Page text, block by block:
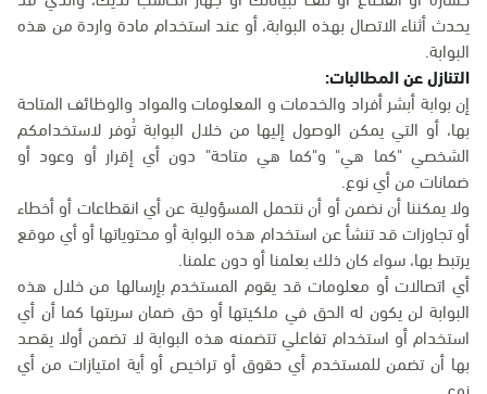
يحدث أثناء الاتصال بهذه البوابة، أو عند استخدام مادة واردة من هذه
البوابة.
التنازل عن المطالبات:
إن بوابة أبشر أفراد والخدمات و المعلومات والمواد والوظائف المتاحة
بها، أو التي يمكن الوصول إليها من خلال البوابة تُوفر لاستخدامكم
الشخصي "كما هي" و"كما هي متاحة" دون أي إقرار أو وعود أو
ضمانات من أي نوع.
ولا يمكننا أن نضمن أو أن نتحمل المسؤولية عن أي انقطاعات أو أخطاء
أو تجاوزات قد تنشأ عن استخدام هذه البوابة أو محتوياتها أو أي موقع
يرتبط بها، سواء كان ذلك بعلمنا أو دون علمنا.
أي اتصالات أو معلومات قد يقوم المستخدم بإرسالها من خلال هذه
البوابة لن يكون له الحق في ملكيتها أو حق ضمان سريتها كما أن أي
استخدام أو استخدام تفاعلي تتضمنه هذه البوابة لا تضمن أولا يقصد
بها أن تضمن للمستخدم أي حقوق أو تراخيص أو أية امتيازات من أي
نوع.